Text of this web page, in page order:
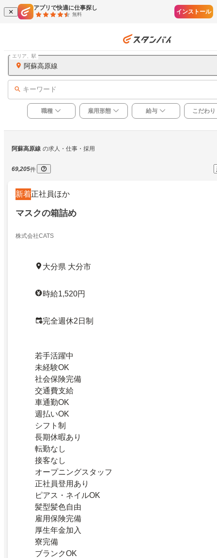
アプリで快適に仕事探し
無料 インストール
阿蘇高原線
エリア、駅
キーワード
職種 雇用形態 給与 こだわり
阿蘇高原線 の求人・仕事・採用
69,205件
新着正社員ほか
マスクの箱詰め
株式会社CATS
大分県 大分市
時給1,520円
完全週休2日制
若手活躍中
未経験OK
社会保険完備
交通費支給
車通勤OK
週払いOK
シフト制
長期休暇あり
転勤なし
接客なし
オープニングスタッフ
正社員登用あり
ピアス・ネイルOK
髪型髪色自由
雇用保険完備
厚生年金加入
寮完備
ブランクOK